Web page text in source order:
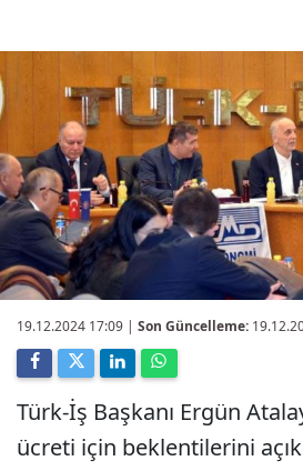
19.12.2024 17:09 | Son Güncelleme:
Türk-İş Başkanı Ergün
ücreti için beklentilerini